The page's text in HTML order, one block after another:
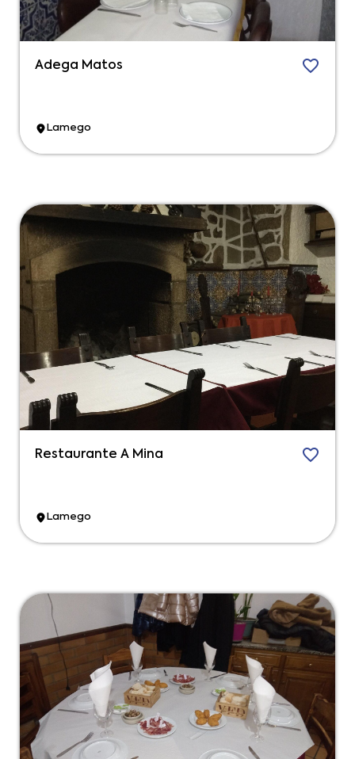
Adega Matos
Lamego
Restaurante A Mina
Lamego